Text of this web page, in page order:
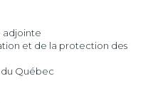
adjointe
et de la protection des
Québec